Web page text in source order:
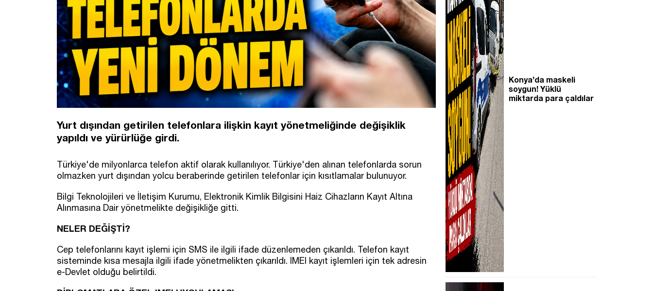
Yurt dışından getirilen telefonlara ilişkin kayıt yönetmeliğinde değişiklik
yapıldı ve yürürlüğe girdi.
Türkiye'de milyonlarca telefon aktif olarak kullanılıyor. Türkiye'den alınan telefonlarda sorun
olmazken yurt dışından yolcu beraberinde getirilen telefonlar için kısıtlamalar bulunuyor.
Bilgi Teknolojileri ve İletişim Kurumu, Elektronik Kimlik Bilgisini Haiz Cihazların Kayıt Altına
Alınmasına Dair yönetmelikte değişikliğe gitti.
NELER DEĞİŞTİ?
Cep telefonlarını kayıt işlemi için SMS ile ilgili ifade düzenlemeden çıkarıldı. Telefon kayıt
sisteminde kısa mesajla ilgili ifade yönetmelikten çıkarıldı. IMEI kayıt işlemleri için tek adresin
e-Devlet olduğu belirtildi.
Konya’da maskeli
soygun! Yüklü
miktarda para çaldılar